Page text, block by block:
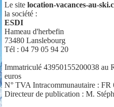
Le site location-vacances-au-
la société :
ESDI
Hameau d'herbefin
73480 Lanslebourg
Tél : 04 79 05 94 20
Immatriculé 43950155200038 au
euros
N° TVA Intracommunautaire : FR
Directeur de publication : M.